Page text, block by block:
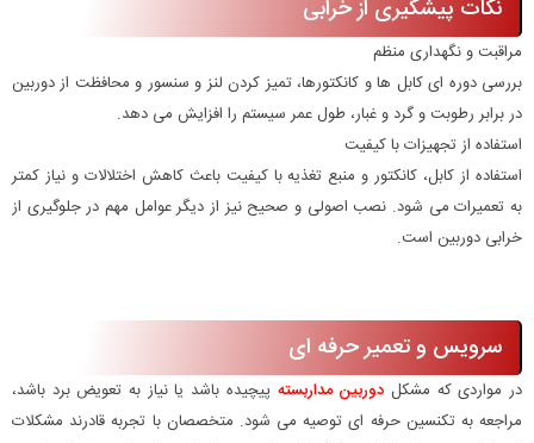
نکات پیشگیری از خرابی
مراقبت و نگهداری منظم
بررسی دوره ای کابل ها و کانکتورها، تمیز کردن لنز و سنسور و محافظت از دوربین
در برابر رطوبت و گرد و غبار، طول عمر سیستم را افزایش می دهد.
استفاده از تجهیزات با کیفیت
استفاده از کابل، کانکتور و منبع تغذیه با کیفیت باعث کاهش اختلالات و نیاز کمتر
به تعمیرات می شود. نصب اصولی و صحیح نیز از دیگر عوامل مهم در جلوگیری از
خرابی دوربین است.
سرویس و تعمیر حرفه ای
در مواردی که مشکل دوربین مداربسته پیچیده باشد یا نیاز به تعویض برد باشد،
مراجعه به تکنسین حرفه ای توصیه می شود. متخصصان با تجربه قادرند مشکلات